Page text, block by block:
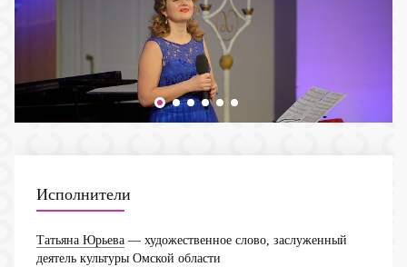
Исполнители
Татьяна Юрьева — художественное слово, заслуженный
деятель культуры Омской области